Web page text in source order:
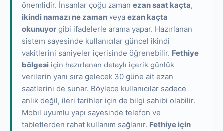
önemlidir. İnsanlar çoğu zaman ezan saat kaçta,
ikindi namazı ne zaman veya ezan kaçta
okunuyor gibi ifadelerle arama yapar. Hazırlanan
sistem sayesinde kullanıcılar güncel ikindi
vakitlerini saniyeler içerisinde öğrenebilir. Fethiye
bölgesi için hazırlanan detaylı içerik günlük
verilerin yanı sıra gelecek 30 güne ait ezan
saatlerini de sunar. Böylece kullanıcılar sadece
anlık değil, ileri tarihler için de bilgi sahibi olabilir.
Mobil uyumlu yapı sayesinde telefon ve
tabletlerden rahat kullanım sağlanır. Fethiye için